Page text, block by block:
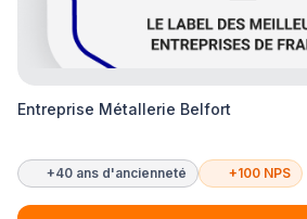
Entreprise Métallerie Belfort
+40 ans d'ancienneté +100 NPS